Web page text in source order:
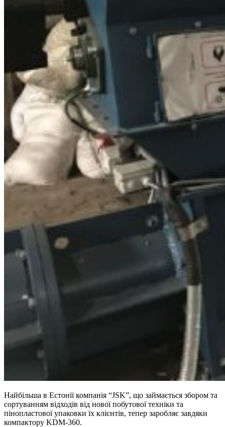
Найбільша в Естонії компанія “JSK”, що займається збором та
сортуванням відходів від нової побутової техніки та
пінопластової упаковки їх клієнтів, тепер заробляє завдяки
компактору KDM-360.